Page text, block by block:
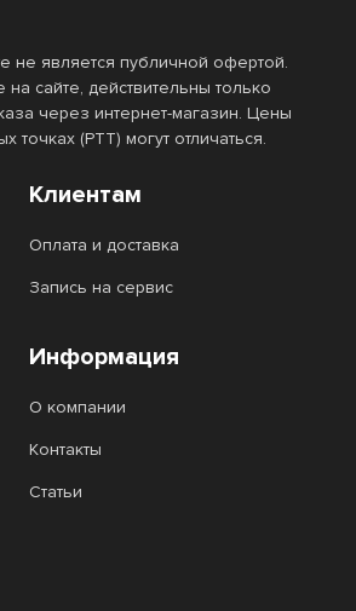
не является публичной офертой.
сайте, действительны только
через интернет-магазин. Цены
точках (РТТ) могут отличаться.
Клиентам
Оплата и доставка
Запись на сервис
Информация
О компании
Контакты
Статьи